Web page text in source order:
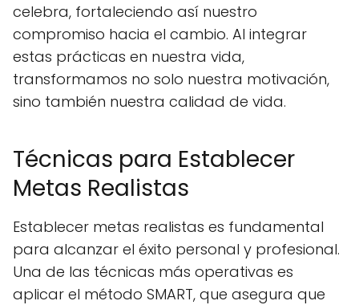
celebra, fortaleciendo así nuestro
compromiso hacia el cambio. Al integrar
estas prácticas en nuestra vida,
transformamos no solo nuestra motivación,
sino también nuestra calidad de vida.
Técnicas para Establecer
Metas Realistas
Establecer metas realistas es fundamental
para alcanzar el éxito personal y profesional.
Una de las técnicas más operativas es
aplicar el método SMART, que asegura que